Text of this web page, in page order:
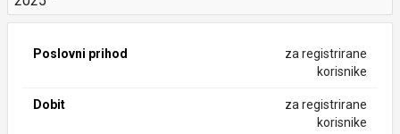
Poslovni prihod
za registrirane
korisnike
Dobit
za registrirane
korisnike